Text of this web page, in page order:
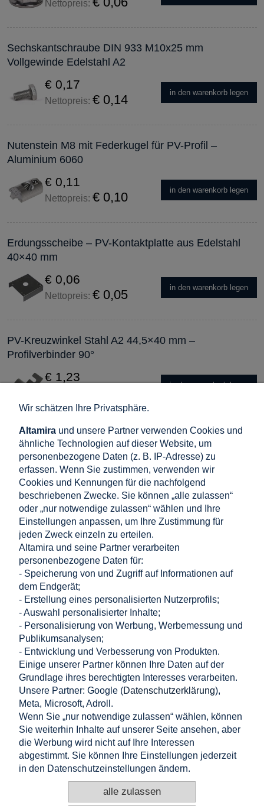
Nettopreis:
Sechskantschraube DIN 933 M10x25 mm
Vollgewinde Edelstahl A2
€ 0,17
Nettopreis: € 0,14 in den warenkorb legen
Nutenstein M8 mit Federkugel für PV-Profil –
Aluminium 6060
€ 0,11
Nettopreis: € 0,10 in den warenkorb legen
Erdungsscheibe – PV-Kontaktplatte aus Edelstahl
40×40 mm
€ 0,06
Nettopreis: € 0,05 in den warenkorb legen
PV-Kreuzwinkel Stahl A2 44,5×40 mm –
Profilverbinder 90°
€ 1,23
in den warenkorb legen
PV-Erdungsscheibe rund, voll, Ø35 mm – Edelstahl
A2
€ 0,12
Nettopreis: € 0,10 in den warenkorb legen
Runde PV-Erdungsscheibe mit Aussparung Ø44 mm
– Edelstahl A2
€ 0,11
Nettopreis:
EINKAUFEN
HILFE
MEIN KONTO
INFORMATION
KONTAKT
Altamira Sp. z o. o.
Budowlanych 6/51, 95-040 Koluszki, Polen
+48 724 999 949
info@e-altamira.at
Wir schätzen Ihre Privatsphäre.
Altamira und unsere Partner verwenden Cookies und
ähnliche Technologien auf dieser Website, um
personenbezogene Daten (z. B. IP-Adresse) zu
erfassen. Wenn Sie zustimmen, verwenden wir
Cookies und Kennungen für die nachfolgend
beschriebenen Zwecke. Sie können „alle zulassen“
oder „nur notwendige zulassen“ wählen und Ihre
Einstellungen anpassen, um Ihre Zustimmung für
jeden Zweck einzeln zu erteilen.
Altamira und seine Partner verarbeiten
personenbezogene Daten für:
- Speicherung von und Zugriff auf Informationen auf
dem Endgerät;
- Erstellung eines personalisierten Nutzerprofils;
- Auswahl personalisierter Inhalte;
- Personalisierung von Werbung, Werbemessung und
Publikumsanalysen;
- Entwicklung und Verbesserung von Produkten.
Einige unserer Partner können Ihre Daten auf der
Grundlage ihres berechtigten Interesses verarbeiten.
Unsere Partner: Google (Datenschutzerklärung),
Meta, Microsoft, Adroll.
Wenn Sie „nur notwendige zulassen“ wählen, können
Sie weiterhin Inhalte auf unserer Seite ansehen, aber
die Werbung wird nicht auf Ihre Interessen
abgestimmt. Sie können Ihre Einstellungen jederzeit
in den Datenschutzeinstellungen ändern.
alle zulassen